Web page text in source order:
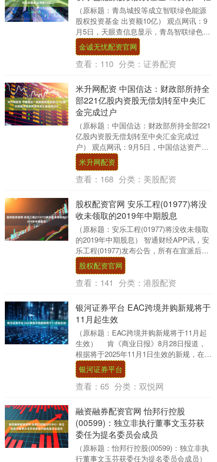
（原标题：青岛城投等成立智联绿色能源
股权投资基金 出资额10亿） 观点网讯：9
月5日，天眼查信息显示，青岛智联绿色能
源股权投资基金合伙企业（有限合伙）近
日成立，....
金诚无忧配资官网
查看： 110 分类： 证券配资
米升网配资 中国信达：财政部所持全
部221亿股内资股无偿划转至中央汇
金完成过户
（原标题：中国信达：财政部所持全部221
亿股内资股无偿划转至中央汇金完成过
户） 观点网讯：9月5日，中国信达资产管
理股份有限公司发布公告称，控股股东完
成无偿划转....
米升网配资
查看： 168 分类： 美股配资
股权配资官网 安乐工程(01977)将没
收未领取的2019年中期股息
（原标题：安乐工程(01977)将没收未领取
的2019年中期股息） 智通财经APP讯，安
乐工程(01977)发布公告，所有在宣派后六
年仍未领取的股息可由本公司董....
股权配资官网
查看： 141 分类： 港股配资
银河证券平台 EAC跨境并购新规将于
11月起生效
（原标题：EAC跨境并购新规将于11月起
生效） 肯《商业日报》8月28日报道，
根据将于2025年11月1日生效的新规，在东
非共同体（....
银河证券平台
查看： 65 分类： 双悦网
融资融券配资官网 怡邦行控股
(00599)：独立非执行董事文玉芬获
委任为提名委员会成员
（原标题：怡邦行控股(00599)：独立非执
行董事文玉芬获委任为提名委员会成员）